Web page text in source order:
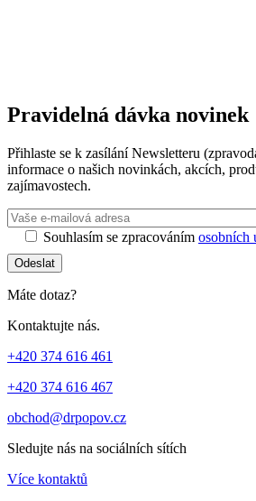
Pravidelná dávka novinek
Přihlaste se k zasílání Newsletteru
informace o našich novinkách, akcích,
zajímavostech.
Souhlasím se zpracováním osobních
Odeslat
Máte dotaz?
Kontaktujte nás.
+420 374 616 461
+420 374 616 467
obchod@drpopov.cz
Sledujte nás na sociálních sítích
Více kontaktů